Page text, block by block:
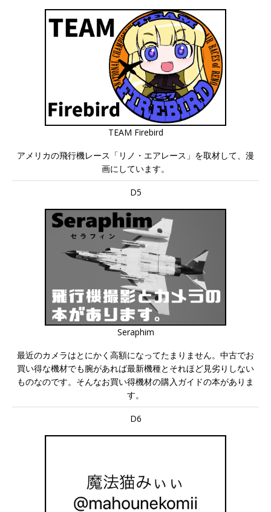
TEAM Firebird
アメリカの飛行機レース「リノ・エアレース」を取材して、漫
画にしています。
D5
Seraphim
最近のカメラはとにかく高額になってたまりません。中古でお
買い得な機材でも腕があれば最新機種とそれほど見劣りしない
ものなのです。そんなお買い得機材の購入ガイドの本がありま
す。
D6